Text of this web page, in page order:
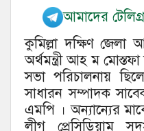
আমাদের
কুমিল্লা দক্ষিণ
অর্থমন্ত্রী আহ ম
সভা পরিচালনায়
সাধারন সম্পাদক
এমপি । অন্যান্যের
লীগ প্রেসিডিয়াম